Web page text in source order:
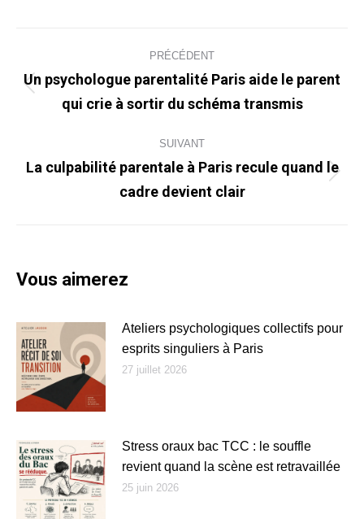
article
PRÉCÉDENT
précédent
Un psychologue parentalité Paris aide le parent
qui crie à sortir du schéma transmis
SUIVANT
suivant
La culpabilité parentale à Paris recule quand le
cadre devient clair
Vous aimerez
Ateliers psychologiques collectifs pour
esprits singuliers à Paris
27 juillet 2026
Stress oraux bac TCC : le souffle
revient quand la scène est retravaillée
25 juin 2026